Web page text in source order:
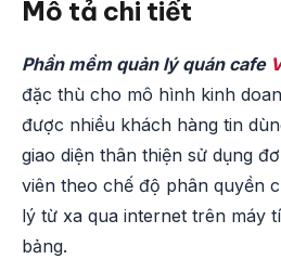
Mô tả chi tiết
Phần mềm quản lý quán cafe
đặc thù cho mô hình kinh
được nhiều khách hàng tin
giao diện thân thiện sử dụng
viên theo chế độ phân quyền
lý từ xa qua internet trên máy
bảng.